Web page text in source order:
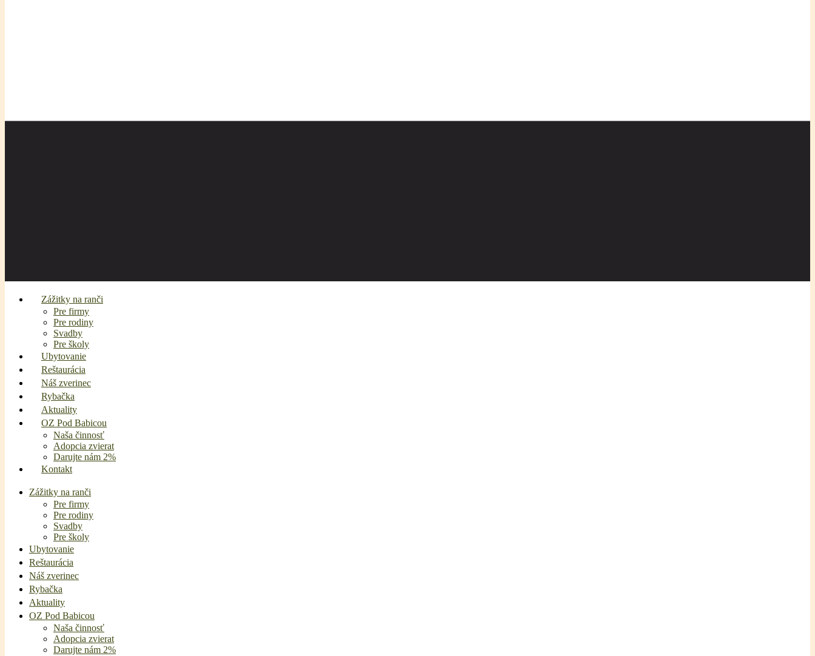
Zážitky na ranči
Pre firmy
Pre rodiny
Svadby
Pre školy
Ubytovanie
Reštaurácia
Náš zverinec
Rybačka
Aktuality
OZ Pod Babicou
Naša činnosť
Adopcia zvierat
Darujte nám 2%
Kontakt
Zážitky na ranči
Pre firmy
Pre rodiny
Svadby
Pre školy
Ubytovanie
Reštaurácia
Náš zverinec
Rybačka
Aktuality
OZ Pod Babicou
Naša činnosť
Adopcia zvierat
Darujte nám 2%